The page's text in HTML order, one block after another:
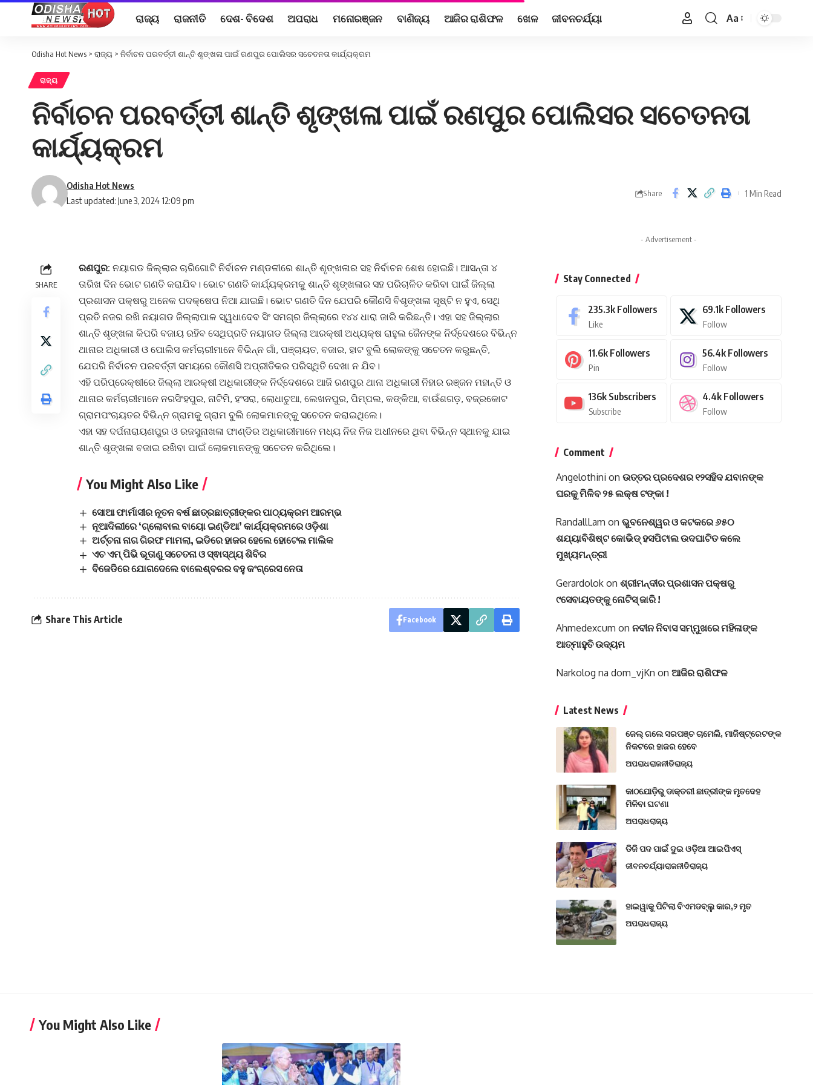
ରାଜ୍ୟ ରାଜନୀତି ଦେଶ- ବିଦେଶ ଅପରାଧ ମନୋରଞ୍ଜନ ବାଣିଜ୍ୟ ଆଜିର ରାଶିଫଳ ଖେଳ ଜୀବନଚର୍ଯ୍ୟା
Font
Aa
Odisha Hot News > ରାଜ୍ୟ > ନିର୍ବାଚନ ପରବର୍ତ୍ତୀ ଶାନ୍ତି ଶୃଙ୍ଖଳା ପାଇଁ ରଣପୁର ପୋଲିସର ସଚେତନତା କାର୍ଯ୍ୟକ୍ରମ
ରାଜ୍ୟ
ନିର୍ବାଚନ ପରବର୍ତ୍ତୀ ଶାନ୍ତି ଶୃଙ୍ଖଳା ପାଇଁ ରଣପୁର ପୋଲିସର ସଚେତନତା
କାର୍ଯ୍ୟକ୍ରମ
Last updated: June 3, 2024 12:09 pm
Odisha Hot News
Share 1 Min Read
SHARE
ରଣପୁର: ନୟାଗଡ ଜିଲ୍ଲାର ଚାରିଗୋଟି ନିର୍ବାଚନ ମଣ୍ଡଳୀରେ ଶାନ୍ତି ଶୃଙ୍ଖଳାର ସହ ନିର୍ବାଚନ ଶେଷ ହୋଇଛି। ଆସନ୍ତା ୪
ତାରିଖ ଦିନ ଭୋଟ ଗଣତି କରାଯିବ। ଭୋଟ ଗଣତି କାର୍ଯ୍ୟକ୍ରମକୁ ଶାନ୍ତି ଶୃଙ୍ଖଳାର ସହ ପରିଚାଳିତ କରିବା ପାଇଁ ଜିଲ୍ଲା
ପ୍ରଶାସନ ପକ୍ଷରୁ ଅନେକ ପଦକ୍ଷେପ ନିଆ ଯାଇଛି। ଭୋଟ ଗଣତି ଦିନ ଯେପରି କୌଣସି ବିଶୃଙ୍ଖଳା ସୃଷ୍ଟି ନ ହୁଏ, ସେଥି
ପ୍ରତି ନଜର ରଖି ନୟାଗଡ ଜିଲ୍ଲାପାଳ ସ୍ୱଧାଦେବ ସିଂ ସମଗ୍ର ଜିଲ୍ଲାରେ ୧୪୪ ଧାରା ଜାରି କରିଛନ୍ତି। ଏହା ସହ ଜିଲ୍ଲାର
ଶାନ୍ତି ଶୃଙ୍ଖଳା କିପରି ବଜାୟ ରହିବ ସେଥିପ୍ରତି ନୟାଗଡ ଜିଲ୍ଲା ଆରକ୍ଷୀ ଅଧ୍ୟକ୍ଷ ରାହୁଲ ଜୈନଙ୍କ ନିର୍ଦ୍ଦେଶରେ ବିଭିନ୍ନ
ଥାନାର ଅଧିକାରୀ ଓ ପୋଲିସ କର୍ମଚାରୀମାନେ ବିଭିନ୍ନ ଗାଁ, ପଞ୍ଚାୟତ, ବଜାର, ହାଟ ବୁଲି ଲୋକଙ୍କୁ ସଚେତନ କରୁଛନ୍ତି,
ଯେପରି ନିର୍ବାଚନ ପରବର୍ତ୍ତୀ ସମୟରେ କୌଣସି ଅପ୍ରୀତିକର ପରିସ୍ଥିତି ଦେଖା ନ ଯିବ।
ଏହି ପରିପ୍ରେକ୍ଷୀରେ ଜିଲ୍ଲା ଆରକ୍ଷୀ ଅଧିକାରୀଙ୍କ ନିର୍ଦ୍ଦେଶରେ ଆଜି ରଣପୁର ଥାନା ଅଧିକାରୀ ନିହାର ରଞ୍ଜନ ମହାନ୍ତି ଓ
ଥାନାର କର୍ମଚାରୀମାନେ ନରସିଂହପୁର, ନାଟିମି, ହଂସରା, ଲୋଧାଚୁଆ, ଲେଖନପୁର, ପିମ୍ପଲ, କଙ୍କିଆ, ବାଉଁଶଗଡ଼, ବଜ୍ରକୋଟ
ଗ୍ରାମପଂଚାୟତର ବିଭିନ୍ନ ଗ୍ରାମକୁ ଗ୍ରାମ ବୁଲି ଲୋକମାନଙ୍କୁ ସଚେତନ କରାଇଥିଲେ।
ଏହା ସହ ଦର୍ପନାରାୟଣପୁର ଓ ରଜସୁନାଖଳା ଫାଣ୍ଡିର ଅଧିକାରୀମାନେ ମଧ୍ୟ ନିଜ ନିଜ ଅଧୀନରେ ଥିବା ବିଭିନ୍ନ ସ୍ଥାନକୁ ଯାଇ
ଶାନ୍ତି ଶୃଙ୍ଖଳା ବଜାଇ ରଖିବା ପାଇଁ ଲୋକମାନଙ୍କୁ ସଚେତନ କରିଥିଲେ।
You Might Also Like
ସୋଆ ଫାର୍ମାସୀର ନୂତନ ବର୍ଷ ଛାତ୍ରଛାତ୍ରୀଙ୍କର ପାଠ୍ୟକ୍ରମ ଆରମ୍ଭ
ନୂଆଦିଲୀରେ ‘ଗ୍ଲୋବାଲ ବାୟୋ ଇଣ୍ଡିଆ’ କାର୍ଯ୍ୟକ୍ରମରେ ଓଡ଼ିଶା
ଅର୍ଚ୍ଚନା ନାଗ ଗିରଫ ମାମଲା, ଇଡିରେ ହାଜର ହେଲେ ହୋଟେଲ ମାଲିକ
ଏଚ ଏମ୍ ପିଭି ଭୂତାଣୁ ସଚେତନା ଓ ସ୍ଵାସ୍ଥ୍ୟ ଶିବିର
ବିଜେଡିରେ ଯୋଗଦେଲେ ବାଲେଶ୍ବରର ବହୁ କଂଗ୍ରେସ ନେତା
Share This Article Facebook
- Advertisement -
Stay Connected
235.3k Followers
Like
69.1k Followers
Follow
11.6k Followers
Pin
56.4k Followers
Follow
136k Subscribers
Subscribe
4.4k Followers
Follow
Comment
Angelothini on ଉତ୍ତର ପ୍ରଦେଶର ୧୨ସହିଦ ଯବାନଙ୍କ
ଘରକୁ ମିଳିବ ୨୫ ଲକ୍ଷ ଟଙ୍କା !
RandallLam on ଭୁବନେଶ୍ୱର ଓ କଟକରେ ୬୫୦
ଶଯ୍ୟାବିଶିଷ୍ଟ କୋଭିଡ୍ ହସପିଟାଲ ଉଦଘାଟିତ କଲେ
ମୁଖ୍ୟମନ୍ତ୍ରୀ
Gerardolokon ଶ୍ରୀମନ୍ଦୀର ପ୍ରଶାସନ ପକ୍ଷରୁ
୯ସେବାୟତଙ୍କୁ ନୋଟିସ୍ ଜାରି !
Ahmedexcum on ନବୀନ ନିବାସ ସମ୍ମୁଖରେ ମହିଳାଙ୍କ
ଆତ୍ମାହୁତି ଉଦ୍ୟମ
Narkolog na dom_vjKn on ଆଜିର ରାଶିଫଳ
Latest News
ଜେଲ୍ ଗଲେ ସରପଞ୍ଚ ଚାମେଲି, ମାଜିଷ୍ଟ୍ରେଟଙ୍କ
ନିକଟରେ ହାଜର ହେବେ
ଅପରାଧରାଜନୀତିରାଜ୍ୟ
କାଠଯୋଡ଼ିରୁ ଡାକ୍ତରୀ ଛାତ୍ରୀଙ୍କ ମୃତଦେହ
ମିଳିବା ଘଟଣା
ଅପରାଧରାଜ୍ୟ
ଡିଜି ପଦ ପାଇଁ ଦୁଇ ଓଡ଼ିଆ ଆଇପିଏସ୍
ଜୀବନଚର୍ଯ୍ୟାରାଜନୀତିରାଜ୍ୟ
ହାଇୱାକୁ ପିଟିଲା ବିଏମଡବ୍ଲୁ କାର,୨ ମୃତ
ଅପରାଧରାଜ୍ୟ
You Might Also Like